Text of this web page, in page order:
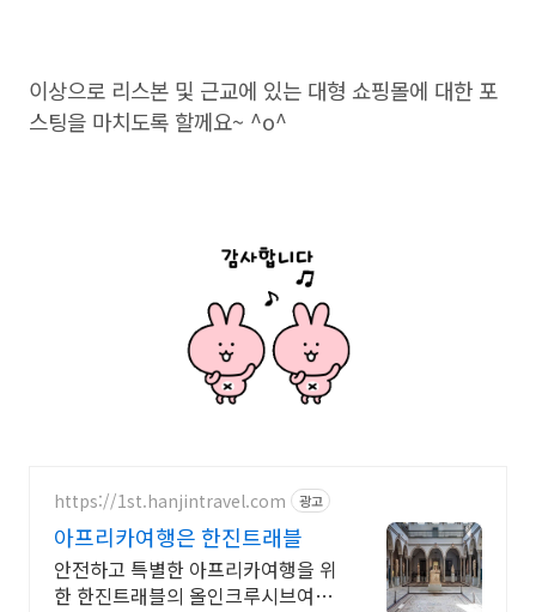
이상으로 리스본 및 근교에 있는 대형 쇼핑몰에 대한 포
스팅을 마치도록 할께요~ ^o^
https://1st.hanjintravel.com 광고
아프리카여행은 한진트래블
안전하고 특별한 아프리카여행을 위
한 한진트래블의 올인크루시브여행,